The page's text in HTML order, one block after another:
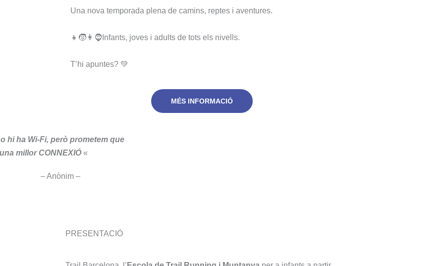
Una nova temporada plena de camins, reptes i aventures.
👧🧒👩🧔Infants, joves i adults de tots els nivells.
T’hi apuntes? 💚
MÉS INFORMACIÓ
hi ha Wi-Fi, però prometem que
millor CONNEXIÓ «
– Anònim –
PRESENTACIÓ